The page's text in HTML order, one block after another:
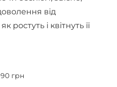
від
і квітнуть її
грн